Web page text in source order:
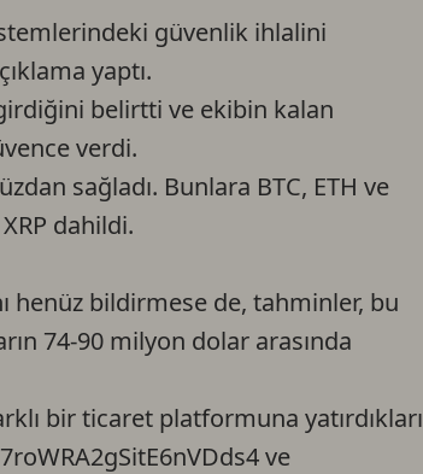
güvenlik ihlalini
yaptı.
girdiğini belirtti ve ekibin kalan
verdi.
sağladı. Bunlara BTC, ETH ve
dahildi.
henüz bildirmese de, tahminler, bu
74-90 milyon dolar arasında
bir ticaret platformuna yatırdıkları
ve